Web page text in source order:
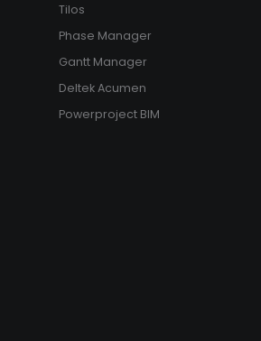
Tilos
Phase Manager
Gantt Manager
Deltek Acumen
Powerproject BIM